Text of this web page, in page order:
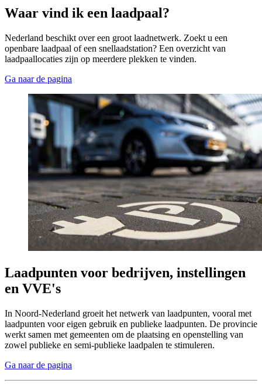
Waar vind ik een laadpaal?
Nederland beschikt over een groot laadnetwerk. Zoekt u een
openbare laadpaal of een snellaadstation? Een overzicht van
laadpaallocaties zijn op meerdere plekken te vinden.
Ga naar de pagina
Laadpunten voor bedrijven, instellingen
en VVE's
In Noord-Nederland groeit het netwerk van laadpunten, vooral met
laadpunten voor eigen gebruik en publieke laadpunten. De provincie
werkt samen met gemeenten om de plaatsing en openstelling van
zowel publieke en semi-publieke laadpalen te stimuleren.
Ga naar de pagina